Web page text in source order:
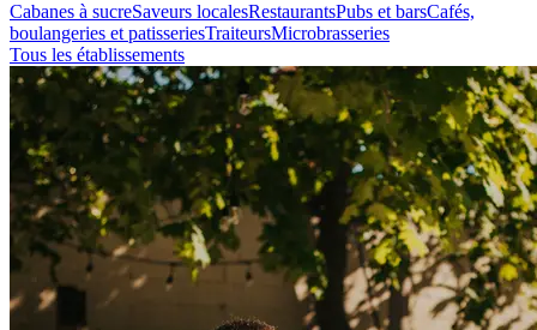
Cabanes à sucreSaveurs localesRestaurantsPubs et barsCafés,
boulangeries et patisseriesTraiteursMicrobrasseries
Tous les établissements